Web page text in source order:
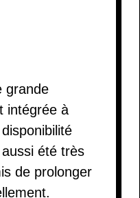
grande
intégrée à
aussi été très
de prolonger